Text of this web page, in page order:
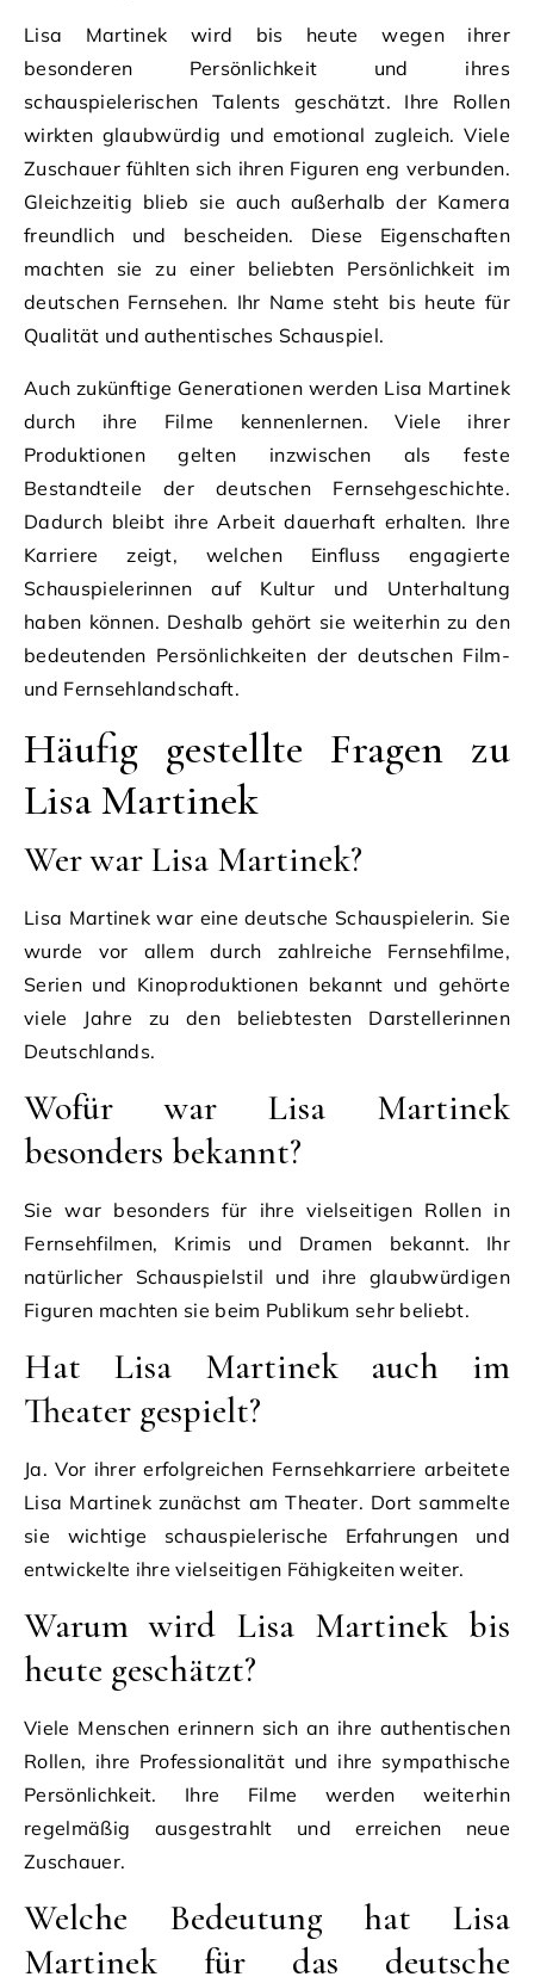
Lisa Martinek wird bis heute wegen ihrer
besonderen Persönlichkeit und ihres
schauspielerischen Talents geschätzt. Ihre Rollen
wirkten glaubwürdig und emotional zugleich. Viele
Zuschauer fühlten sich ihren Figuren eng verbunden.
Gleichzeitig blieb sie auch außerhalb der Kamera
freundlich und bescheiden. Diese Eigenschaften
machten sie zu einer beliebten Persönlichkeit im
deutschen Fernsehen. Ihr Name steht bis heute für
Qualität und authentisches Schauspiel.
Auch zukünftige Generationen werden Lisa Martinek
durch ihre Filme kennenlernen. Viele ihrer
Produktionen gelten inzwischen als feste
Bestandteile der deutschen Fernsehgeschichte.
Dadurch bleibt ihre Arbeit dauerhaft erhalten. Ihre
Karriere zeigt, welchen Einfluss engagierte
Schauspielerinnen auf Kultur und Unterhaltung
haben können. Deshalb gehört sie weiterhin zu den
bedeutenden Persönlichkeiten der deutschen Film-
und Fernsehlandschaft.
Häufig gestellte Fragen zu
Lisa Martinek
Wer war Lisa Martinek?
Lisa Martinek war eine deutsche Schauspielerin. Sie
wurde vor allem durch zahlreiche Fernsehfilme,
Serien und Kinoproduktionen bekannt und gehörte
viele Jahre zu den beliebtesten Darstellerinnen
Deutschlands.
Wofür war Lisa Martinek
besonders bekannt?
Sie war besonders für ihre vielseitigen Rollen in
Fernsehfilmen, Krimis und Dramen bekannt. Ihr
natürlicher Schauspielstil und ihre glaubwürdigen
Figuren machten sie beim Publikum sehr beliebt.
Hat Lisa Martinek auch im
Theater gespielt?
Ja. Vor ihrer erfolgreichen Fernsehkarriere arbeitete
Lisa Martinek zunächst am Theater. Dort sammelte
sie wichtige schauspielerische Erfahrungen und
entwickelte ihre vielseitigen Fähigkeiten weiter.
Warum wird Lisa Martinek bis
heute geschätzt?
Viele Menschen erinnern sich an ihre authentischen
Rollen, ihre Professionalität und ihre sympathische
Persönlichkeit. Ihre Filme werden weiterhin
regelmäßig ausgestrahlt und erreichen neue
Zuschauer.
Welche Bedeutung hat Lisa
Martinek für das deutsche